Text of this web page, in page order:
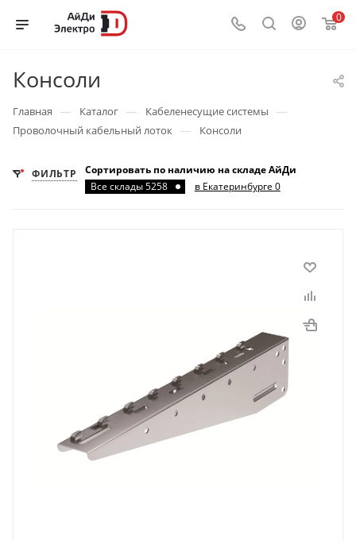
0
Консоли
Главная — Каталог — Кабеленесущие системы —
Проволочный кабельный лоток — Консоли
ФИЛЬТР
Сортировать по наличию на складе АйДи
Все склады 5258
в Екатеринбурге 0